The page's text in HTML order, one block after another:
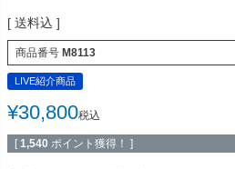
送料込
商品番号 M8113
LIVE紹介商品
¥30,800税込
[ 1,540 ポイント獲得！ ]